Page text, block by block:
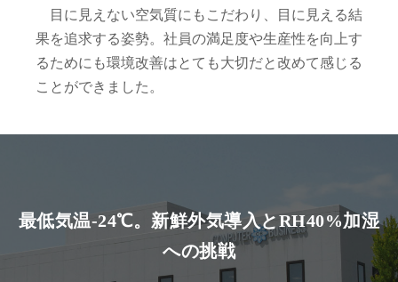
目に見えない空気質にもこだわり、目に見える結
果を追求する姿勢。社員の満足度や生産性を向上す
るためにも環境改善はとても大切だと改めて感じる
ことができました。
最低気温-24℃。新鮮外気導入とRH40%加湿
への挑戦